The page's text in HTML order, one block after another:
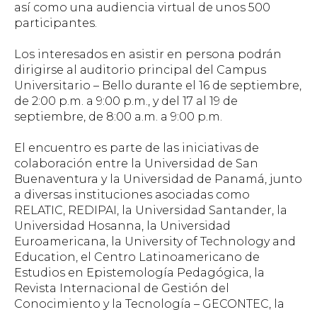
así como una audiencia virtual de unos 500
participantes.
Los interesados en asistir en persona podrán
dirigirse al auditorio principal del Campus
Universitario – Bello durante el 16 de septiembre,
de 2:00 p.m. a 9:00 p.m., y del 17 al 19 de
septiembre, de 8:00 a.m. a 9:00 p.m.
El encuentro es parte de las iniciativas de
colaboración entre la Universidad de San
Buenaventura y la Universidad de Panamá, junto
a diversas instituciones asociadas como
RELATIC, REDIPAI, la Universidad Santander, la
Universidad Hosanna, la Universidad
Euroamericana, la University of Technology and
Education, el Centro Latinoamericano de
Estudios en Epistemología Pedagógica, la
Revista Internacional de Gestión del
Conocimiento y la Tecnología – GECONTEC, la